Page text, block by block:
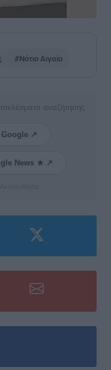
#Νότιο Αιγαίο
αναζήτησης
↗
News ★ ↗